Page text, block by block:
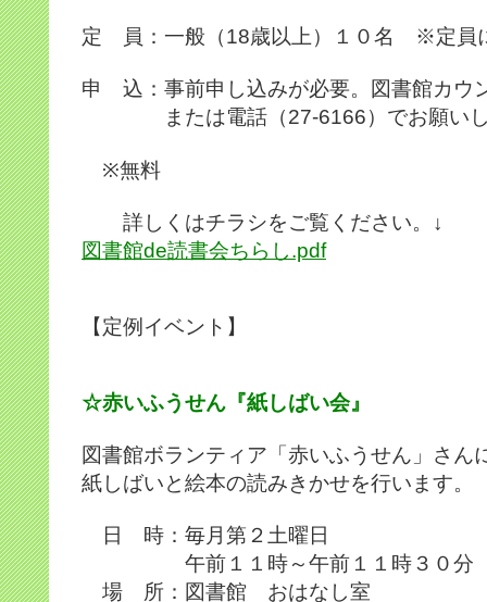
定 員：一般（18歳以上）１０名 ※定員
申 込：事前申し込みが必要。図書館カウ
または電話（27-6166）でお願いし
※無料
詳しくはチラシをご覧ください。↓
図書館de読書会ちらし.pdf
【定例イベント】
☆赤いふうせん『紙しばい会』
図書館ボランティア「赤いふうせん」さん
紙しばいと絵本の読みきかせを行います。
日 時：毎月第２土曜日
午前１１時～午前１１時３０分
場 所：図書館 おはなし室